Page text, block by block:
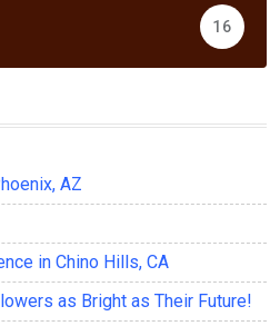
16
AZ
in Chino Hills, CA
as Bright as Their Future!